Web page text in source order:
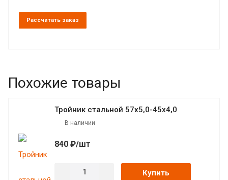
Рассчитать заказ
Похожие товары
Тройник стальной 57х5,0-45х4,0
В наличии
840 ₽/шт
Купить